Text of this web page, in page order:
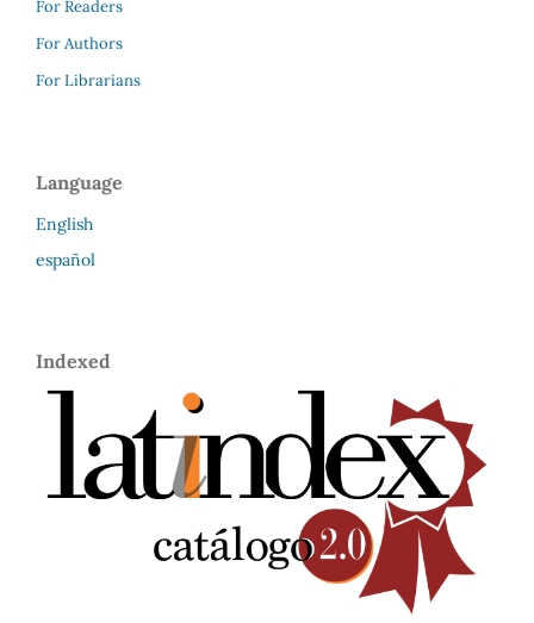
For Readers
For Authors
For Librarians
Language
English
español
Indexed